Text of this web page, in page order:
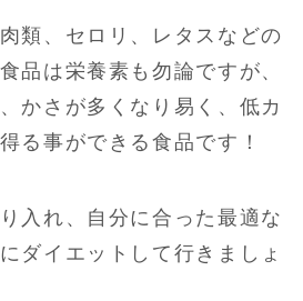
類、セロリ、レタスなどの
品は栄養素も勿論ですが、
かさが多くなり易く、低カ
る事ができる食品です！
入れ、自分に合った最適な
ダイエットして行きましょ